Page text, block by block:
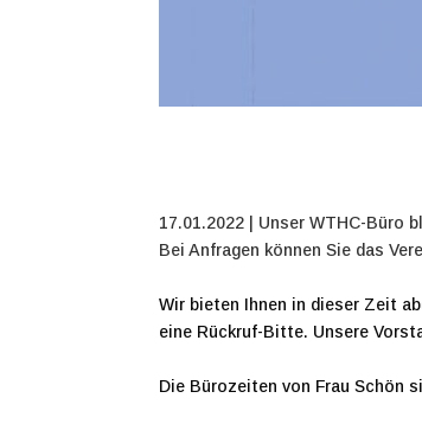
17.01.2022 | Unser WTHC-Büro
Bei Anfragen können Sie das
Wir bieten Ihnen in dieser Zeit
eine Rückruf-Bitte. Unsere
Die Bürozeiten von Frau Schön